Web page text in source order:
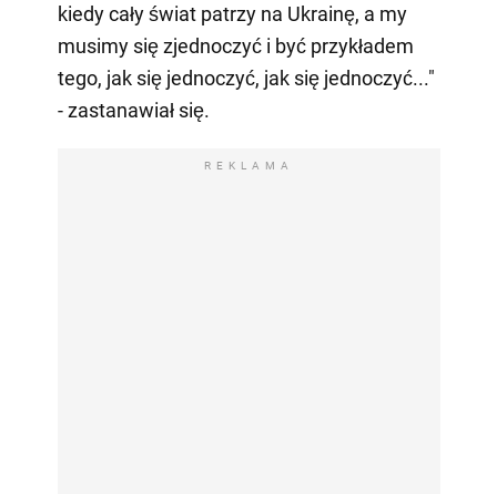
kiedy cały świat patrzy na Ukrainę, a my
musimy się zjednoczyć i być przykładem
tego, jak się jednoczyć, jak się jednoczyć..."
- zastanawiał się.
REKLAMA